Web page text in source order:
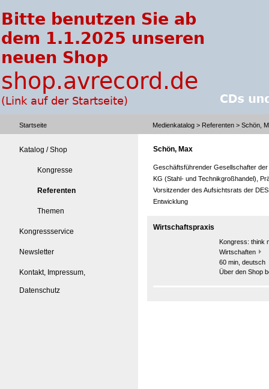
Startseite Medienkatalog > Referenten > Schön,
Katalog / Shop
Kongresse
Referenten
Themen
Kongressservice
Newsletter
Kontakt, Impressum,
Datenschutz
Schön, Max
Geschäftsführender Gesellschafter
KG (Stahl- und Technikgroßhandel),
Vorsitzender des Aufsichtsrats der
Entwicklung
Wirtschaftspraxis
Kongress: think
Wirtschaften
60 min, deutsch
Über den Shop